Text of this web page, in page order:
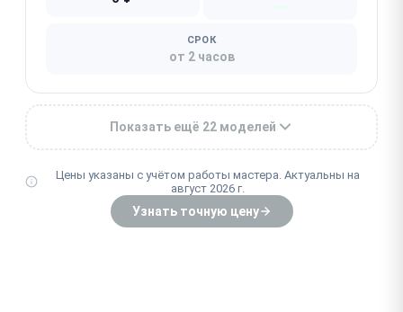
СРОК
от 2 часов
Показать ещё 22 моделей
Цены указаны с учётом работы мастера. Актуальны на
август 2026 г.
Узнать точную цену